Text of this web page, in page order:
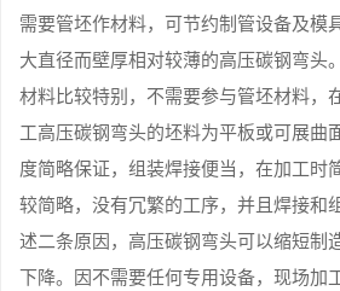
需要管坯作材料，可节约制管设备及模
大直径而壁厚相对较薄的高压碳钢弯头
材料比较特别，不需要参与管坯材料，
工高压碳钢弯头的坯料为平板或可展曲
度简略保证，组装焊接便当，在加工时
较简略，没有冗繁的工序，并且焊接和
述二条原因，高压碳钢弯头可以缩短制
下降。因不需要任何专用设备，现场加